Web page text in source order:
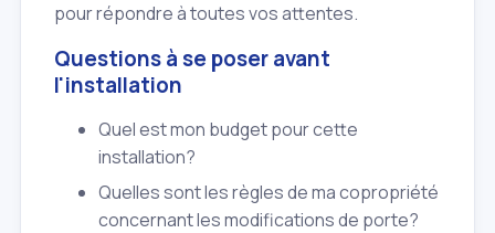
pour répondre à toutes vos attentes.
Questions à se poser avant
l'installation
Quel est mon budget pour cette
installation?
Quelles sont les règles de ma copropriété
concernant les modifications de porte?